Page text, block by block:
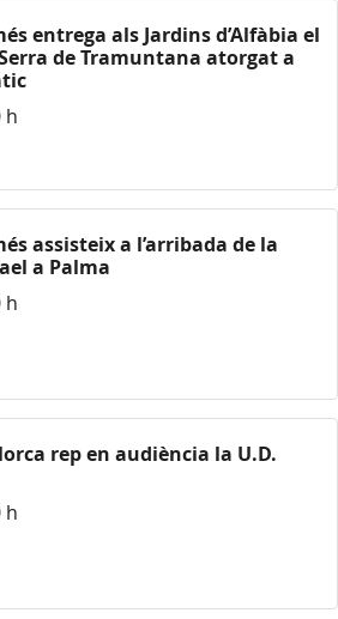
entrega als Jardins d’Alfàbia el
de Tramuntana atorgat a
h
assisteix a l’arribada de la
a Palma
h
rep en audiència la U.D.
h